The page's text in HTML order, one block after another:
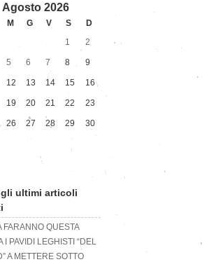
Agosto 2026
M G V S
D
1
2
5 6 7 8 9
12 13 14 15 16
19 20 21 22 23
26 27 28 29 30
ultimi articoli
FARANNO QUESTA
I PAVIDI LEGHISTI “DEL
A METTERE SOTTO